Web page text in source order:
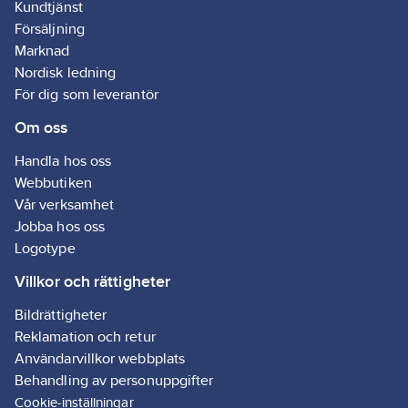
fästs med kardborre för
att förhindra att varm
luft kommer in.
Anslutningsslangen
som medföljer är 1500
mm lång och har en
ställbart luftflöde samt
tempsensor i
fjärrkontrollen.
Kundtjänst
Försäljning
Marknad
Nordisk ledning
För dig som leverantör
Om oss
Handla hos oss
Webbutiken
Vår verksamhet
Jobba hos oss
Logotype
Villkor och rättigheter
Bildrättigheter
Reklamation och retur
Användarvillkor webbplats
Behandling av personuppgifter
Cookie-inställningar